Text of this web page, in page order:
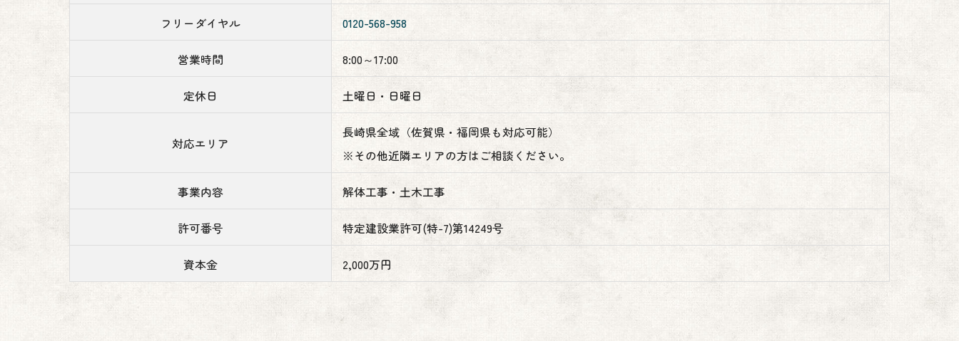
フリーダイヤル 0120-568-958
営業時間 8:00～17:00
定休日 土曜日・日曜日
対応エリア
長崎県全域（佐賀県・福岡県も対応可能）
※その他近隣エリアの方はご相談ください。
事業内容 解体工事・土木工事
許可番号 特定建設業許可(特-7)第14249号
資本金 2,000万円